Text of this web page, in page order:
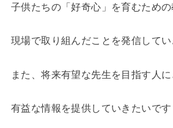
子供たちの「好奇心」を育むため
現場で取り組んだことを発信して
また、将来有望な先生を目指す人に
有益な情報を提供していきたいです